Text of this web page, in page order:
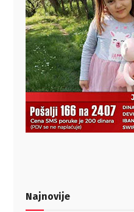
Najnovije